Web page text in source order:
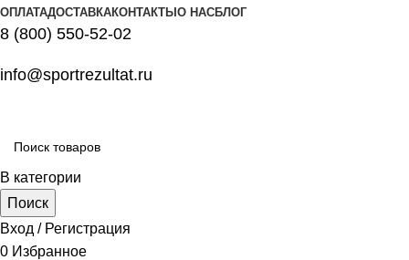
ОПЛАТАДОСТАВКАКОНТАКТЫ О НАСБЛОГ
8 (800) 550-52-02
info@sportrezultat.ru
В категории
Поиск
Вход / Регистрация
0 Избранное